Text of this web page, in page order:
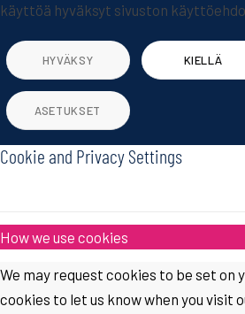
käyttöä hyväksyt sivuston
HYVÄKSY KIELLÄ
ASETUKSET
Cookie and Privacy Settings
How we use cookies
We may request cookies to be set on
cookies to let us know when you visit